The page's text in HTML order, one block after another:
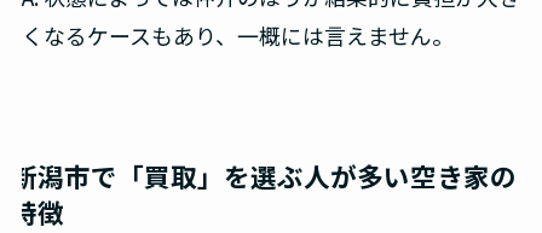
くなるケースもあり、一概には言えません。
新潟市で「買取」を選ぶ人が多い空き家の
特徴